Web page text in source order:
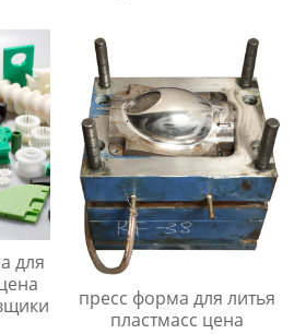
для
пресс форма для литья
пластмасс цена